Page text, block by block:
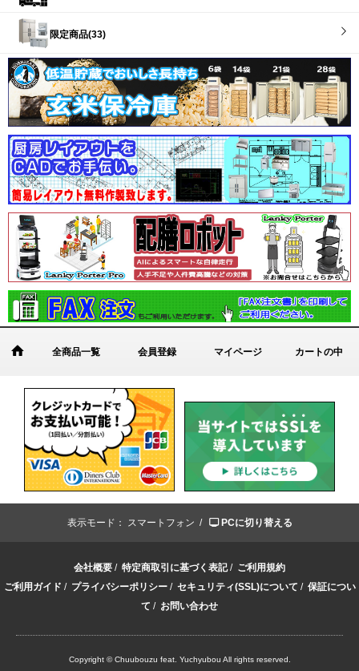
限定商品(33)
全商品一覧 会員登録 マイページ カートの中
表示モード： スマートフォン / PCに切り替える
会社概要 / 特定商取引に基づく表記/ ご利用規約
ご利用ガイド / プライバシーポリシー/ セキュリティ(SSL)について / 保証につい
て / お問い合わせ
Copyright © Chuubouzu feat. Yuchyubou All rights reserved.